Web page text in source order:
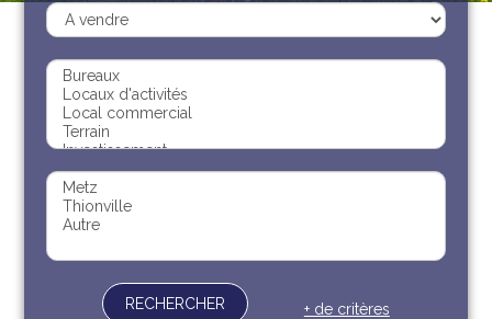
Recrutement
Contact
Documents
RECHERCHER + de critères